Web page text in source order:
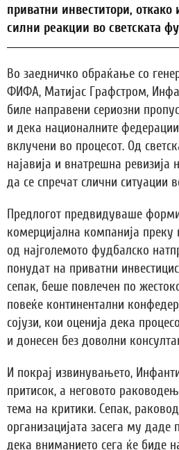
приватни инвеститори, откако
силни реакции во светската
Во заедничко обраќање со
ФИФА, Матијас Графстром,
биле направени сериозни
и дека националните
вклучени во процесот. Од
најавија и внатрешна ревизија
да се спречат слични ситуации
Предлогот предвидуваше
комерцијална компанија преку
од најголемото фудбалско
понудат на приватни
сепак, беше повлечен по
повеќе континентални
сојузи, кои оценија дека
и донесен без доволни
И покрај извинувањето,
притисок, а неговото
тема на критики. Сепак,
организацијата засега му даде
дека вниманието сега ќе биде